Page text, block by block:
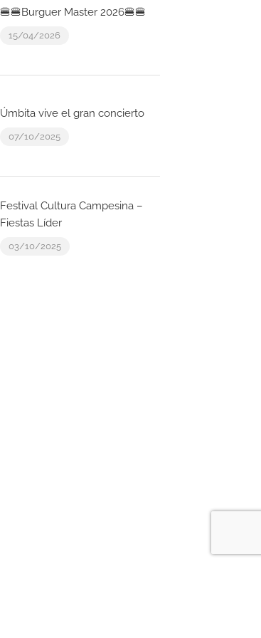
🍔🍔Burguer Master 2026🍔🍔
15/04/2026
Úmbita vive el gran concierto
07/10/2025
Festival Cultura Campesina –
Fiestas Líder
03/10/2025